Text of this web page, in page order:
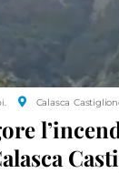
Calasca